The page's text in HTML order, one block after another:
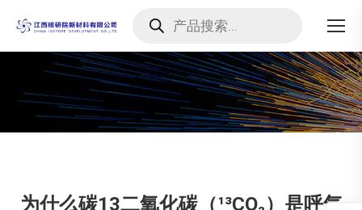
search
您在这里：
为什么碳13二氧化碳（¹³CO₂）是呼气